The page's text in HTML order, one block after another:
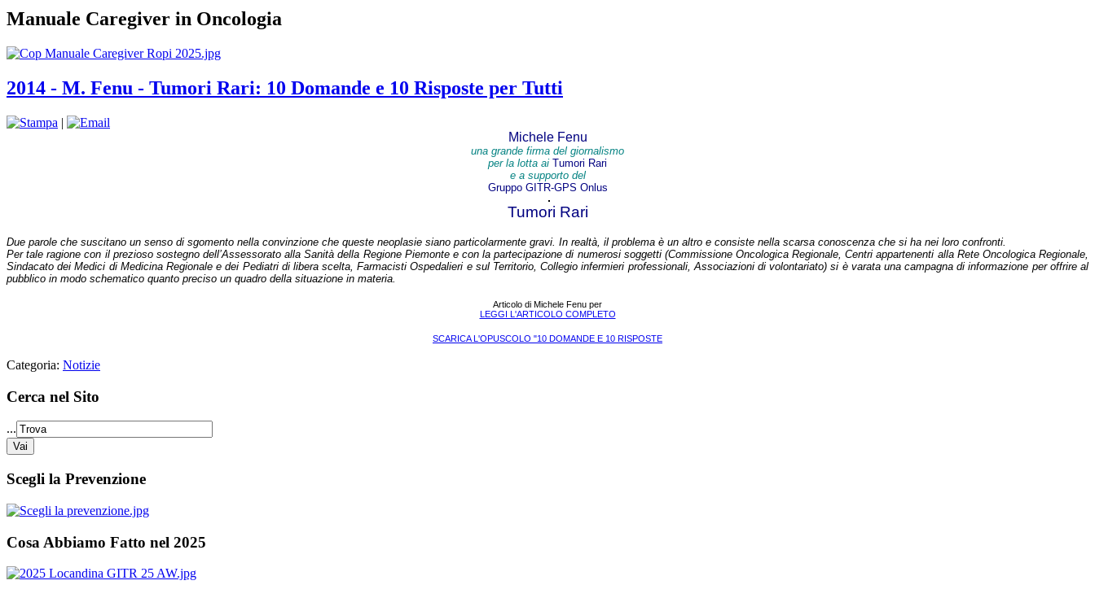
Manuale Caregiver in Oncologia
2014 - M. Fenu - Tumori Rari: 10 Domande e 10 Risposte per Tutti
|
Michele Fenu
una grande firma del giornalismo
per la lotta ai Tumori Rari
e a supporto del
Gruppo GITR-GPS Onlus
Tumori Rari
Due parole che suscitano un senso di sgomento nella convinzione che queste neoplasie siano particolarmente gravi. In realtà, il problema è un altro e consiste nella scarsa conoscenza che si ha nei loro confronti.
Per tale ragione con il prezioso sostegno dell’Assessorato alla Sanità della Regione Piemonte e con la partecipazione di numerosi soggetti (Commissione Oncologica Regionale, Centri appartenenti alla Rete Oncologica Regionale,
Sindacato dei Medici di Medicina Regionale e dei Pediatri di libera scelta, Farmacisti Ospedalieri e sul Territorio, Collegio infermieri professionali, Associazioni di volontariato) si è varata una campagna di informazione per offrire al
pubblico in modo schematico quanto preciso un quadro della situazione in materia.
Articolo di Michele Fenu per
LEGGI L'ARTICOLO COMPLETO
SCARICA L'OPUSCOLO "10 DOMANDE E 10 RISPOSTE
Categoria: Notizie
Cerca nel Sito
...
Scegli la Prevenzione
Cosa Abbiamo Fatto nel 2025